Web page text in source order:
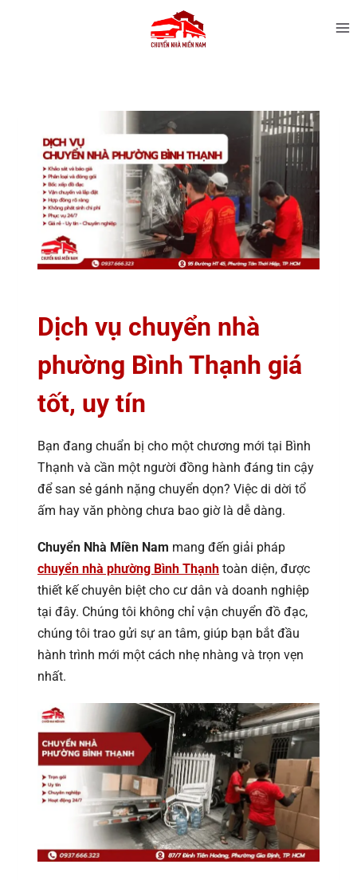
Dịch vụ chuyển nhà
phường Bình Thạnh giá
tốt, uy tín
Bạn đang chuẩn bị cho một chương mới tại Bình
Thạnh và cần một người đồng hành đáng tin cậy
để san sẻ gánh nặng chuyển dọn? Việc di dời tổ
ấm hay văn phòng chưa bao giờ là dễ dàng.
Chuyển Nhà Miền Nam mang đến giải pháp
chuyển nhà phường Bình Thạnh toàn diện, được
thiết kế chuyên biệt cho cư dân và doanh nghiệp
tại đây. Chúng tôi không chỉ vận chuyển đồ đạc,
chúng tôi trao gửi sự an tâm, giúp bạn bắt đầu
hành trình mới một cách nhẹ nhàng và trọn vẹn
nhất.